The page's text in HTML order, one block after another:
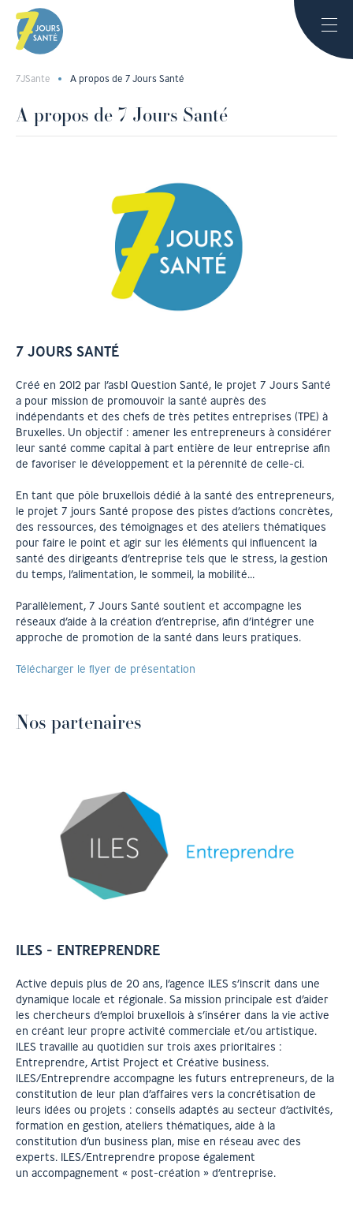
7JSante A propos de 7 Jours Santé
A propos de 7 Jours Santé
7 JOURS SANTÉ
Créé en 2012 par l’asbl Question Santé, le projet 7 Jours Santé
a pour mission de promouvoir la santé auprès des
indépendants et des chefs de très petites entreprises (TPE) à
Bruxelles. Un objectif : amener les entrepreneurs à considérer
leur santé comme capital à part entière de leur entreprise afin
de favoriser le développement et la pérennité de celle-ci.
En tant que pôle bruxellois dédié à la santé des entrepreneurs,
le projet 7 jours Santé propose des pistes d’actions concrètes,
des ressources, des témoignages et des ateliers thématiques
pour faire le point et agir sur les éléments qui influencent la
santé des dirigeants d’entreprise tels que le stress, la gestion
du temps, l’alimentation, le sommeil, la mobilité…
Parallèlement, 7 Jours Santé soutient et accompagne les
réseaux d’aide à la création d’entreprise, afin d’intégrer une
approche de promotion de la santé dans leurs pratiques.
Télécharger le flyer de présentation
Nos partenaires
ILES - ENTREPRENDRE
Active depuis plus de 20 ans, l’agence ILES s’inscrit dans une
dynamique locale et régionale. Sa mission principale est d’aider
les chercheurs d’emploi bruxellois à s’insérer dans la vie active
en créant leur propre activité commerciale et/ou artistique.
ILES travaille au quotidien sur trois axes prioritaires :
Entreprendre, Artist Project et Créative business.
ILES/Entreprendre accompagne les futurs entrepreneurs, de la
constitution de leur plan d’affaires vers la concrétisation de
leurs idées ou projets : conseils adaptés au secteur d’activités,
formation en gestion, ateliers thématiques, aide à la
constitution d’un business plan, mise en réseau avec des
experts. ILES/Entreprendre propose également
un accompagnement « post-création » d’entreprise.